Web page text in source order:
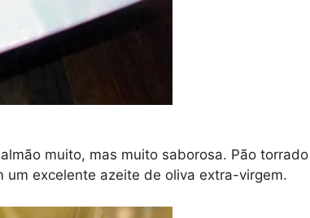
muito, mas muito saborosa. Pão
excelente azeite de oliva extra-virgem.